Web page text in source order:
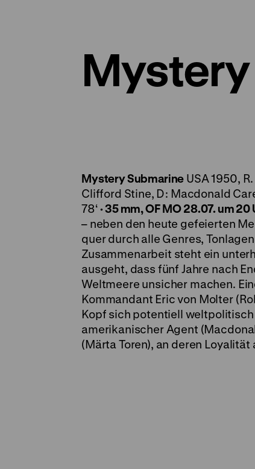
Mystery Submarine USA 1950,
Clifford Stine, D: Macdonald
78‘·35 mm, OFMO 28.07. um 20
– neben den heute gefeierten
quer durch alle Genres,
Zusammenarbeit steht ein
ausgeht, dass fünf Jahre nach
Weltmeere unsicher machen.
Kommandant Eric von Molter
Kopf sich potentiell weltpolitisch
amerikanischer Agent
(Märta Toren), an deren